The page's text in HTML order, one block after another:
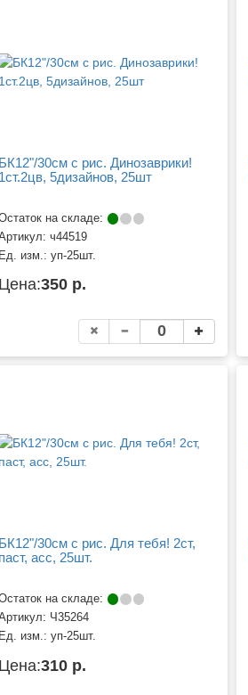
БК12"/30см с рис. Динозаврики!
1ст.2цв, 5дизайнов, 25шт
на складе:
ч44519
Ед. изм.: уп-25шт.
Цена:350 р.
БК12"/30см с рис. Для тебя! 2ст,
паст, асс, 25шт.
на складе:
Ч35264
Ед. изм.: уп-25шт.
Цена:310 р.